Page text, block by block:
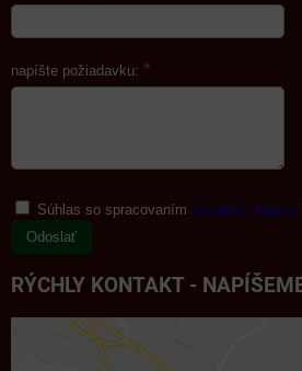
napíšte požiadavku: *
Súhlas so spracovaním osobných údajov
Odoslať
RÝCHLY KONTAKT -